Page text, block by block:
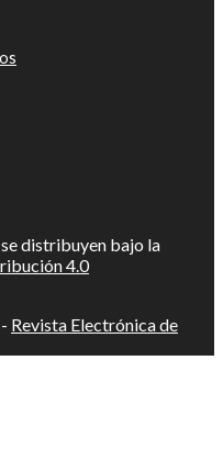
distribuyen bajo la
4.0
- Revista Electrónica de